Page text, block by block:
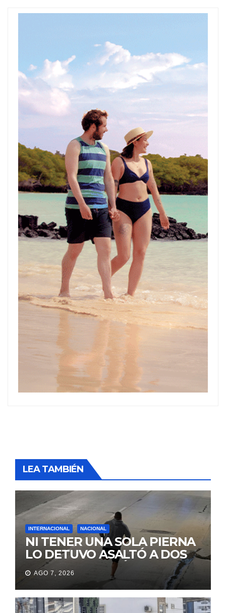
LEA TAMBIÉN
INTERNACIONAL NACIONAL
NI TENER UNA SOLA PIERNA
LO DETUVO ASALTÓ A DOS
MUJERES Y HUYÓ
BRINCANDO.
AGO 7, 2026